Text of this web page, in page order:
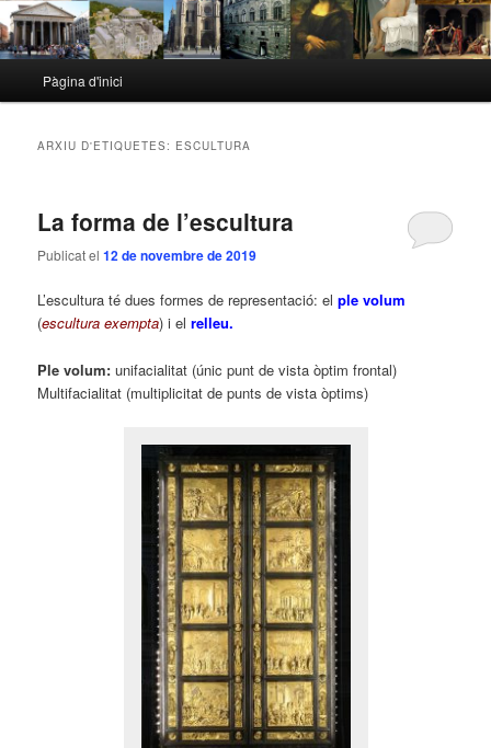
principal
Aneu
principal
Aneu
secundari
Pàgina d'inici
ARXIU D'ETIQUETES: ESCULTURA
La forma de l’escultura
Publicat el12 de novembre de 2019
L’escultura té dues formes de representació: elple volum
(escultura exempta) i elrelleu.
Ple volum: unifacialitat (únic punt de vista òptim frontal)
Multifacialitat (multiplicitat de punts de vista òptims)